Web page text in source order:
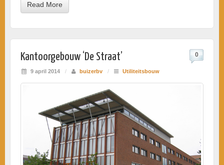
Read More
Kantoorgebouw ‘De Straat’
9 april 2014 / buizerbv / Utiliteitsbouw
0